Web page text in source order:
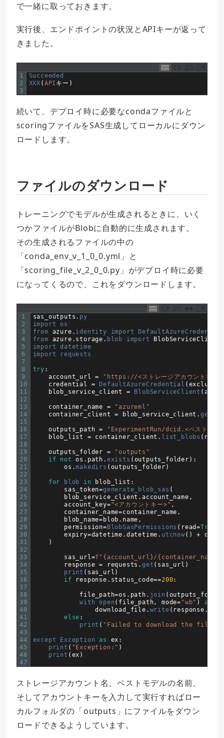
で一緒に取っておきます。
実行後、エンドポイントの状況とAPIキーが返って
きました。
1
2
3
Succeeded
XXX ( API キー )
続いて、デプロイ時に必要なcondaファイルと
scoringファイルをSAS生成してローカルにダウン
ロードします。
ファイルのダウンロード
トレーニングでモデルが生成されるときに、いく
つかファイルがBlobに自動的に生成されます。
その生成されるファイルの中の
「conda_env_v_1_0_0.yml」と
「scoring_file_v_2_0_0.py」がデプロイ時に必要
になってくるので、これをダウンロードします。
1
2
3
4
5
6
7
8
9
10
11
12
13
14
15
16
17
18
19
20
21
22
23
24
25
26
27
28
29
30
31
32
33
34
35
36
37
38
39
40
41
42
43
44
45
46
47
sas_outputs . py
import os
from azure . identity import
DefaultAzureCredential
from azure . storage . blob import BlobServiceClient
import datetime
import
requests
try :
account_url
=
"https://<ストレージアカウント
credential
= DefaultAzureCredential (
blob_service_client
= BlobServiceClient (
container_name =
"azureml"
container_client
= blob_service_client .
outputs_path =
"ExperimentRun/dcid.<ベストモ
blob_list
= container_client . list_blobs (
outputs_folder =
"outputs"
if
not os . path . exists ( outputs_folder ) :
os .makedirs ( outputs_folder )
for blob in blob_list :
sas_token=generate_blob_sas (
blob_service_client .account_name ,
account_key= "<アカウントキー>" ,
container_name=container_name ,
blob_name= blob . name ,
permission= BlobSasPermissions ( read=True
expiry=datetime . datetime . utcnow ( ) +
)
sas_url=f "{account_url}/
response = requests .get ( sas_url )
print ( sas_url )
if
response . status_code==200:
file_path=os . path . join ( outputs_folder
with open ( file_path, mode= "wb" ) as
download_file . write ( response .
else :
print ( "Failed to download the file"
except Exception as ex :
print ( "Exception:" )
print ( ex )
ストレージアカウント名、ベストモデルの名前、
そしてアカウントキーを入力して実行すればロー
カルフォルダの「outputs」にファイルをダウン
ロードできるようしています。